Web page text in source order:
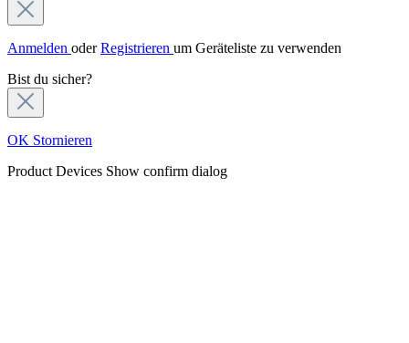
Anmelden oderRegistrieren um Geräteliste zu verwenden
Bist du sicher?
OK Stornieren
Product Devices Show confirm dialog